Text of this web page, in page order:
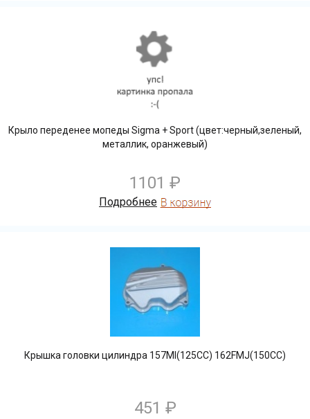
Крыло переденее мопеды Sigma + Sport (цвет:черный,зеленый,
металлик, оранжевый)
1101 ₽
Подробнее
Крышка головки цилиндра 157MI(125CC) 162FMJ(150CC)
451 ₽